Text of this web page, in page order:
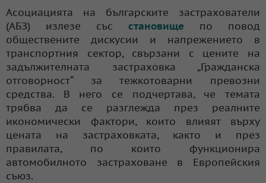
Асоциацията на българските застрахователи
(АБЗ) излезе със становище
по повод
обществените дискусии и напрежението в
транспортния сектор, свързани с цените на
задължителната застраховка „Гражданска
отговорност“ за тежкотоварни превозни
средства. В него се подчертава, че темата
трябва да се разглежда през реалните
икономически фактори, които влияят върху
цената на застраховката, както и през
правилата, по които функционира
автомобилното застраховане в Европейския
съюз.